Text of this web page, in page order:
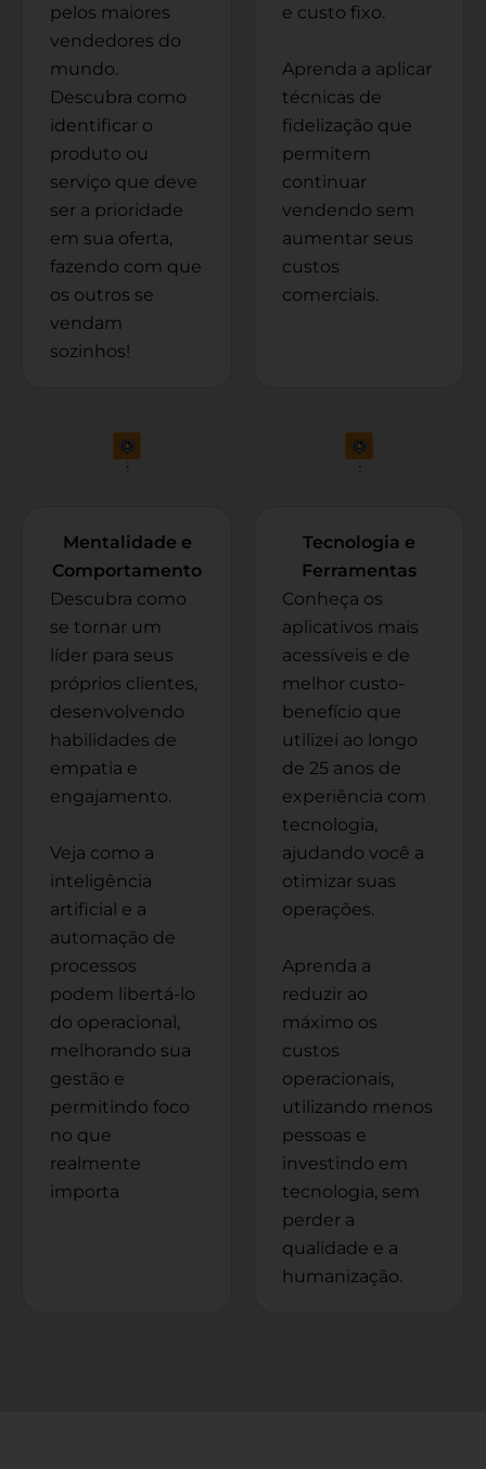
pelos maiores
vendedores do
mundo.
Descubra como
identificar o
produto ou
serviço que deve
ser a prioridade
em sua oferta,
fazendo com que
os outros se
vendam
sozinhos!
e custo fixo.
Aprenda a aplicar
técnicas de
fidelização que
permitem
continuar
vendendo sem
aumentar seus
custos
comerciais.
Mentalidade e
Comportamento
Descubra como
se tornar um
líder para seus
próprios clientes,
desenvolvendo
habilidades de
empatia e
engajamento.
Veja como a
inteligência
artificial e a
automação de
processos
podem libertá-lo
do operacional,
melhorando sua
gestão e
permitindo foco
no que
realmente
importa
Tecnologia e
Ferramentas
Conheça os
aplicativos mais
acessíveis e de
melhor custo-
benefício que
utilizei ao longo
de 25 anos de
experiência com
tecnologia,
ajudando você a
otimizar suas
operações.
Aprenda a
reduzir ao
máximo os
custos
operacionais,
utilizando menos
pessoas e
investindo em
tecnologia, sem
perder a
qualidade e a
humanização.